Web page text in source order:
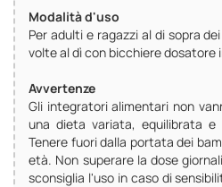
Modalità d'uso
Per adulti e ragazzi al di sopra
volte al dì con bicchiere dosatore
Avvertenze
Gli integratori alimentari non
una dieta variata, equilibrata
Tenere fuori dalla portata dei
età. Non superare la dose
sconsiglia l'uso in caso di